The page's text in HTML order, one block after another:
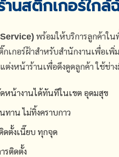
นสติ๊กเกอร์ใก
พร้อมให้บริการลูกค้าใ
เกอร์ฝ้าสำหรับสำนักงานเพื่อเพิ่
งหน้าร้านเพื่อดึงดูดลูกค้า ใช้ช่า
ดหน้างานได้ทันทีในเขต อุดมสุข
าน ไม่ทิ้งคราบกาว
ดตั้งเนี๊ยบ ทุกจุด
รติดตั้ง